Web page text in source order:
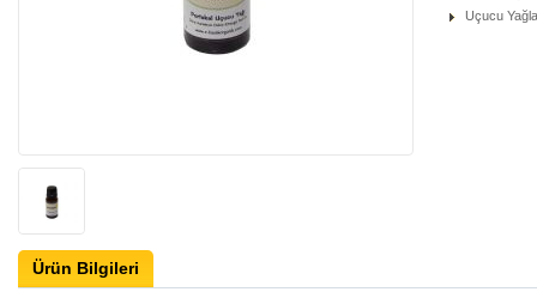
Uçucu
Ürün Bilgileri